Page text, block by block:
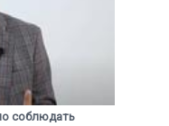
соблюдать